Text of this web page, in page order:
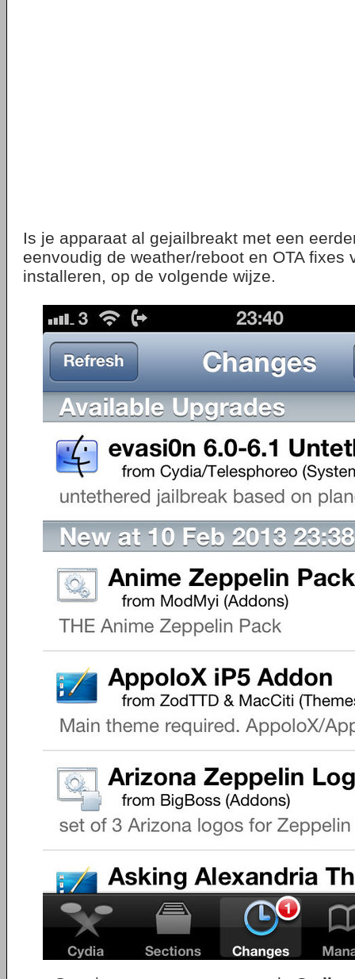
Is je apparaat al gejailbreakt met een
eenvoudig de weather/reboot en OTA fixes
installeren, op de volgende wijze.